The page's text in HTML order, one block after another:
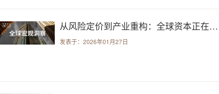
从风险定价到产业重构：全球资本正在关注什么？
发表于：2026年01月27日